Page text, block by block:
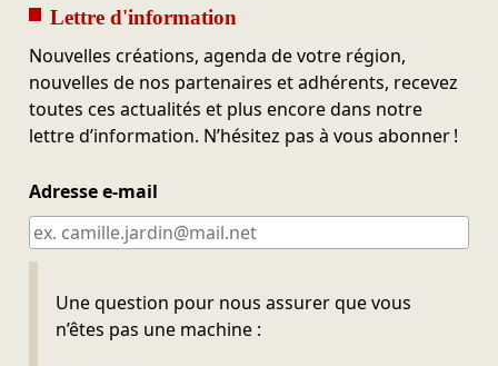
Lettre d'information
Nouvelles créations, agenda de votre région,
nouvelles de nos partenaires et adhérents, recevez
toutes ces actualités et plus encore dans notre
lettre d’information. N’hésitez pas à vous abonner !
Adresse e-mail
Une question pour nous assurer que vous
n’êtes pas une machine :
Ne pas remplir